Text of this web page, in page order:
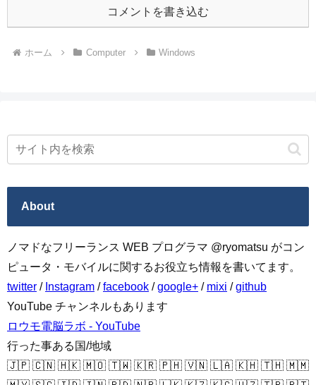
コメントを書き込む
ホーム Computer Windows
About
ノマドなフリーランス WEB プログラマ @ryomatsu がコン
ピュータ・モバイルに関するお役立ち情報を書いてます。
twitter / Instagram /facebook /google+ / mixi /github
YouTube チャンネルもあります
ロウモ電脳ラボ - YouTube
行った事ある国/地域
🇯🇵 🇨🇳 🇭🇰 🇲🇴 🇹🇼 🇰🇷 🇵🇭 🇻🇳 🇱🇦 🇰🇭 🇹🇭 🇲🇲